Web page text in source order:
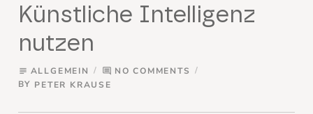
Künstliche Intelligenz
nutzen
subject ALLGEMEIN comment NO COMMENTS
BY PETER KRAUSE